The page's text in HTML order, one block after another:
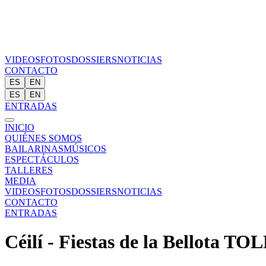
VIDEOSFOTOSDOSSIERSNOTICIAS
CONTACTO
ES
EN
ES
EN
ENTRADAS
INICIO
QUIÉNES SOMOS
BAILARINASMÚSICOS
ESPECTÁCULOS
TALLERES
MEDIA
VIDEOSFOTOSDOSSIERSNOTICIAS
CONTACTO
ENTRADAS
Céilí - Fiestas de la Bellota